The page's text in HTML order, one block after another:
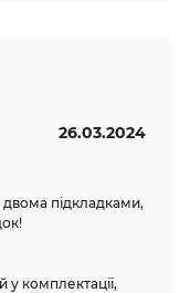
26.03.2024
підкладками,
у комплектації,